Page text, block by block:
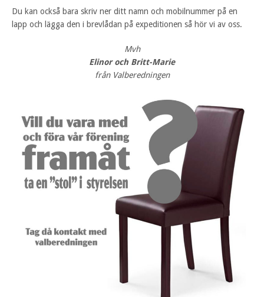
Du kan också bara skriv ner ditt namn och mobilnummer på en
lapp och lägga den i brevlådan på expeditionen så hör vi av oss.
Mvh
Elinor och Britt-Marie
från Valberedningen